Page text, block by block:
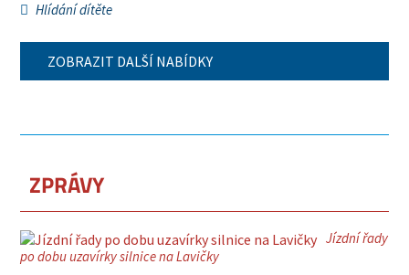
Hlídání dítěte
ZOBRAZIT DALŠÍ NABÍDKY
ZPRÁVY
Jízdní řady
po dobu uzavírky silnice na Lavičky